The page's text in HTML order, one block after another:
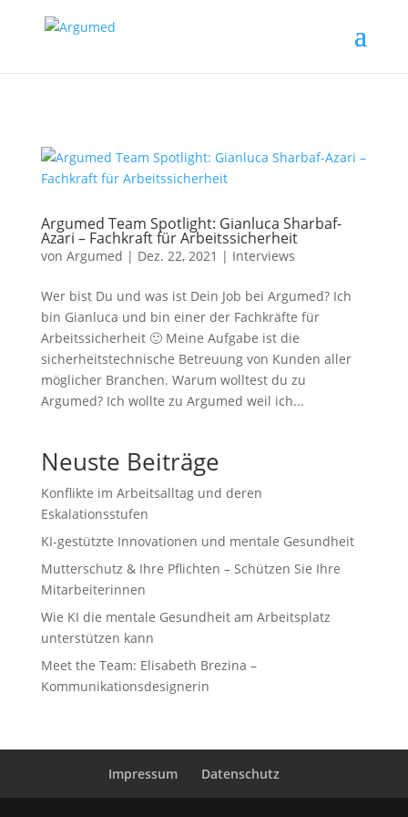
Argumed Team Spotlight: Gianluca Sharbaf-
Azari – Fachkraft für Arbeitssicherheit
von Argumed | Dez. 22, 2021 | Interviews
Wer bist Du und was ist Dein Job bei Argumed? Ich
bin Gianluca und bin einer der Fachkräfte für
Arbeitssicherheit 🙂 Meine Aufgabe ist die
sicherheitstechnische Betreuung von Kunden aller
möglicher Branchen. Warum wolltest du zu
Argumed? Ich wollte zu Argumed weil ich...
Neuste Beiträge
Konflikte im Arbeitsalltag und deren
Eskalationsstufen
KI-gestützte Innovationen und mentale Gesundheit
Mutterschutz & Ihre Pflichten – Schützen Sie Ihre
Mitarbeiterinnen
Wie KI die mentale Gesundheit am Arbeitsplatz
unterstützen kann
Meet the Team: Elisabeth Brezina –
Kommunikationsdesignerin
Impressum Datenschutz